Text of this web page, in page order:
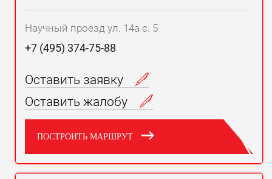
Научный проезд ул. 14а с. 5
+7 (495) 374-75-88
Оставить заявку
Оставить жалобу
ПОСТРОИТЬ МАРШРУТ